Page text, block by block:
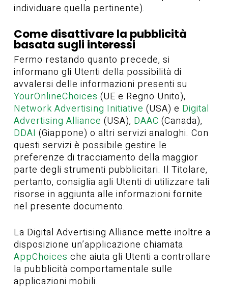
individuare quella pertinente).
Come disattivare la pubblicità
basata sugli interessi
Fermo restando quanto precede, si
informano gli Utenti della possibilità di
avvalersi delle informazioni presenti su
YourOnlineChoices (UE e Regno Unito),
Network Advertising Initiative (USA) e Digital
Advertising Alliance (USA), DAAC (Canada),
DDAI (Giappone) o altri servizi analoghi. Con
questi servizi è possibile gestire le
preferenze di tracciamento della maggior
parte degli strumenti pubblicitari. Il Titolare,
pertanto, consiglia agli Utenti di utilizzare tali
risorse in aggiunta alle informazioni fornite
nel presente documento.
La Digital Advertising Alliance mette inoltre a
disposizione un’applicazione chiamata
AppChoices che aiuta gli Utenti a controllare
la pubblicità comportamentale sulle
applicazioni mobili.